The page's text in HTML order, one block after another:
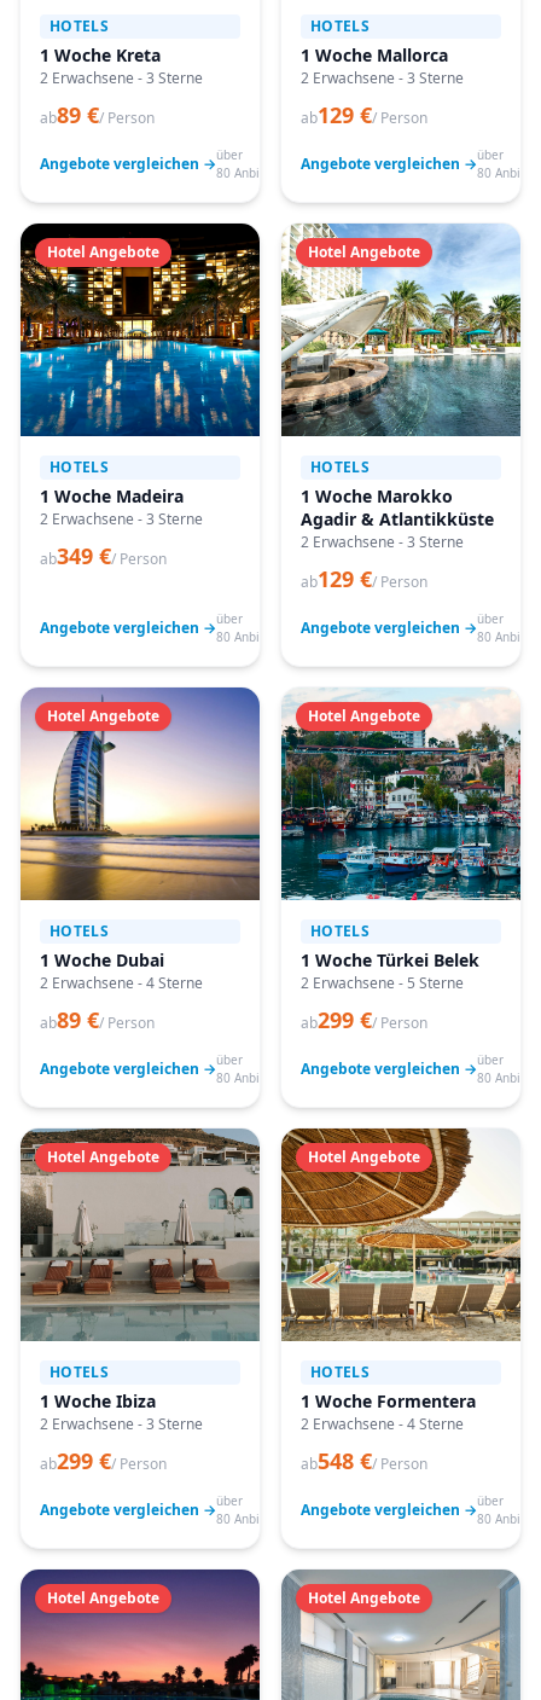
HOTELS
1 Woche Kreta
2 Erwachsene - 3 Sterne
ab89 €/ Person
Angebote vergleichen →über
80 Anbieter
HOTELS
1 Woche Mallorca
2 Erwachsene - 3 Sterne
ab129 €/ Person
Angebote vergleichen →über
80
Hotel Angebote
HOTELS
1 Woche Madeira
2 Erwachsene - 3 Sterne
ab349 €/ Person
Angebote vergleichen →über
80 Anbieter
Hotel Angebote
HOTELS
1 Woche Marokko
Agadir & Atlantikküste
2 Erwachsene - 3 Sterne
ab129 €/ Person
Angebote vergleichen →über
80
Hotel Angebote
HOTELS
1 Woche Dubai
2 Erwachsene - 4 Sterne
ab89 €/ Person
Angebote vergleichen →über
80 Anbieter
Hotel Angebote
HOTELS
1 Woche Türkei Belek
2 Erwachsene - 5 Sterne
ab299 €/ Person
Angebote vergleichen →über
80
Hotel Angebote
HOTELS
1 Woche Ibiza
2 Erwachsene - 3 Sterne
ab299 €/ Person
Angebote vergleichen →über
80 Anbieter
Hotel Angebote
HOTELS
1 Woche Formentera
2 Erwachsene - 4 Sterne
ab548 €/ Person
Angebote vergleichen →über
80
Hotel Angebote Hotel Angebote